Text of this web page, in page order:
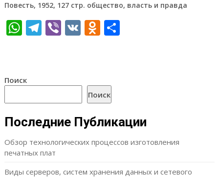
Повесть, 1952, 127 стр. общество, власть и правда
WhatsApp
Telegram
Viber
VKOdnoklassniki
Отправить
Поиск
Поиск
Последние Публикации
Обзор технологических процессов изготовления
печатных плат
Виды серверов, систем хранения данных и сетевого